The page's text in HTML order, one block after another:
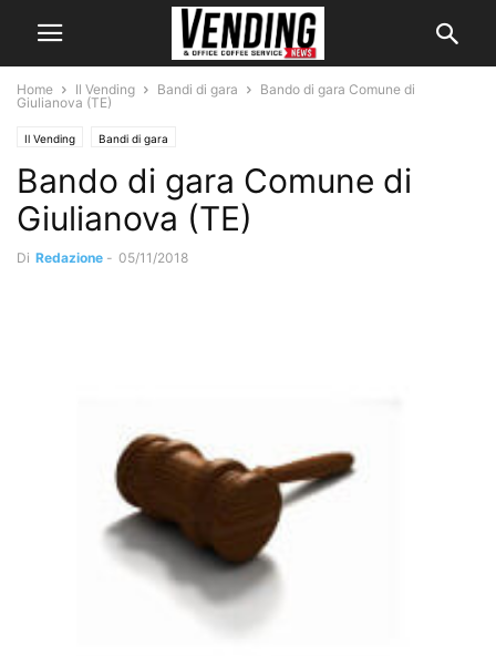
Home Il Vending Bandi di gara
Bando di gara Comune di
Giulianova (TE)
Il Vending Bandi di gara
Bando di gara Comune di
Giulianova (TE)
Di Redazione - 05/11/2018